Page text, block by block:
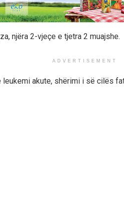
njëra 2-vjeçe e tjetra 2 muajshe.
ADVERTISEMENT
akute, shërimi i së cilës